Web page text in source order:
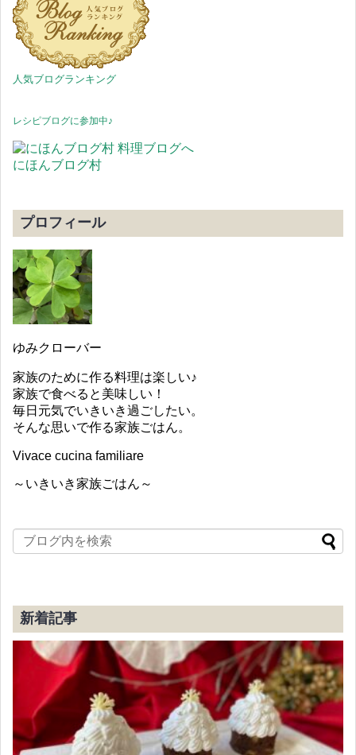
人気ブログランキング
レシピブログに参加中♪
にほんブログ村
プロフィール
ゆみクローバー
家族のために作る料理は楽しい♪
家族で食べると美味しい！
毎日元気でいきいき過ごしたい。
そんな思いで作る家族ごはん。
Vivace cucina familiare
～いきいき家族ごはん～
新着記事